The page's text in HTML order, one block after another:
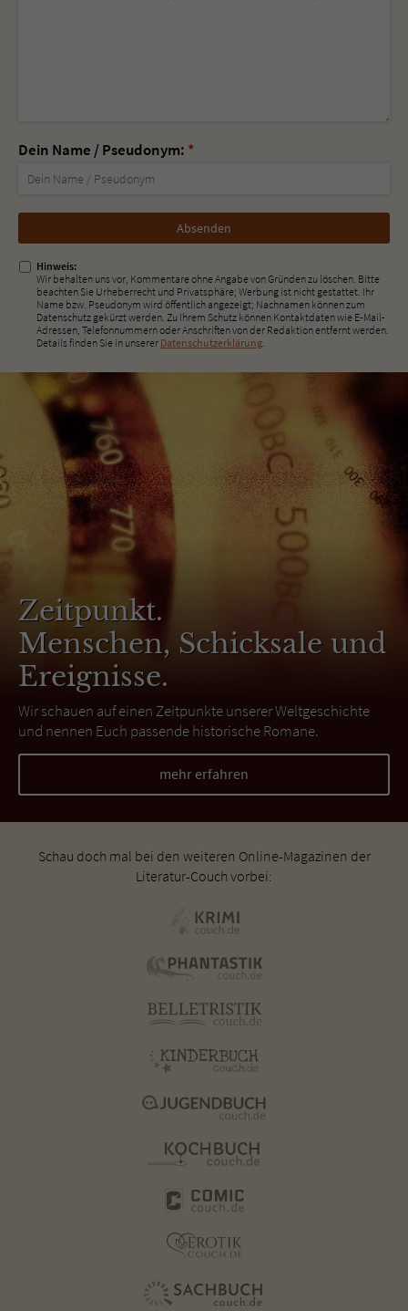
Dein Name / Pseudonym: *
Nicht
ausfüllen!
Hinweis:
Wir behalten uns vor, Kommentare ohne Angabe von Gründen zu löschen. Bitte
beachten Sie Urheberrecht und Privatsphäre; Werbung ist nicht gestattet. Ihr
Name bzw. Pseudonym wird öffentlich angezeigt; Nachnamen können zum
Datenschutz gekürzt werden. Zu Ihrem Schutz können Kontaktdaten wie E-Mail-
Adressen, Telefonnummern oder Anschriften von der Redaktion entfernt werden.
Details finden Sie in unserer Datenschutzerklärung.
Zeitpunkt.
Menschen, Schicksale und
Ereignisse.
Wir schauen auf einen Zeitpunkte unserer Weltgeschichte
und nennen Euch passende historische Romane.
mehr erfahren
Schau doch mal bei den weiteren Online-Magazinen der
Literatur-Couch vorbei: